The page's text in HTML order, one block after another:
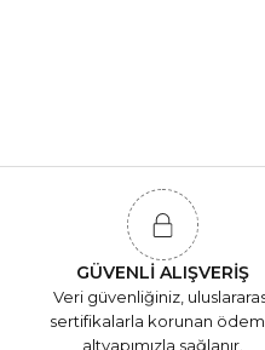
GÜVENLİ ALIŞVERİŞ
Veri güvenliğiniz,
sertifikalarla korunan
altyapımızla sağlanır.